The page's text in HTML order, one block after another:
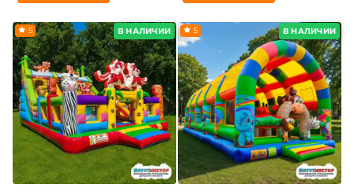
В НАЛИЧИИ
5 В НАЛИЧИИ
5